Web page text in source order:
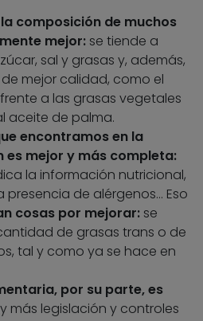
composición de muchos
mejor: se tiende a
sal y grasas y, además,
mejor calidad, como el
a las grasas vegetales
aceite de palma.
encontramos en la
mejor y más completa:
la información nutricional,
presencia de alérgenos… Eso
cosas por mejorar: se
de grasas trans o de
tal y como ya se hace en
por su parte, es
más legislación y controles